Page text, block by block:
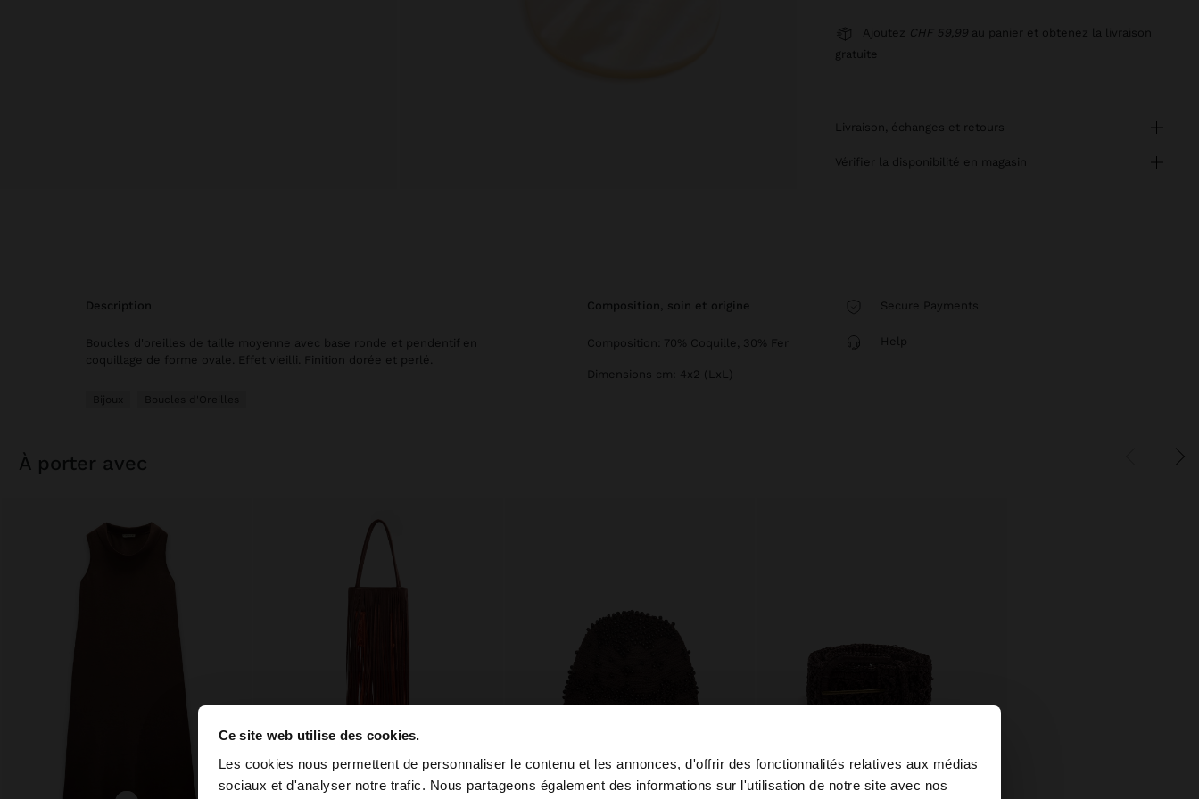
Ce site web utilise des cookies.
Les cookies nous permettent de personnaliser le contenu et les annonces, d'offrir des fonctionnalités relatives aux médias
sociaux et d'analyser notre trafic. Nous partageons également des informations sur l'utilisation de notre site avec nos
bonjour ×
Ajoutez CHF 59,99 au panier et obtenez la livraison
gratuite
livraison, échanges et retours
vérifier la disponibilité en magasin
description
Boucles d'oreilles de taille moyenne avec base ronde et pendentif en
coquillage de forme ovale. Effet vieilli. Finition dorée et perlé.
Bijoux Boucles d'Oreilles
composition, soin et origine
Composition: 70% Coquille, 30% Fer
Dimensions cm: 4x2 (LxL)
Secure Payments
Help
à porter avec